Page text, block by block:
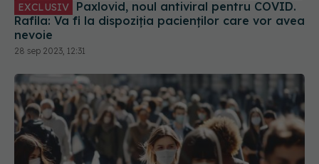
EXCLUSIV
Rafila: Va fi la dispoziția pacienților care vor avea
nevoie
28 sep 2023, 12:31